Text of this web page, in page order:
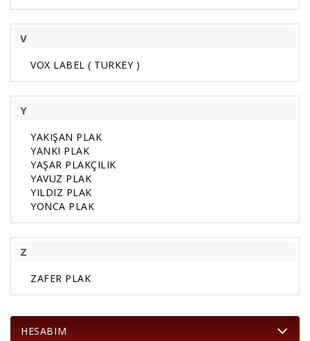
V
VOX LABEL ( TURKEY )
Y
YAKIŞAN PLAK
YANKI PLAK
YAŞAR PLAKÇILIK
YAVUZ PLAK
YILDIZ PLAK
YONCA PLAK
Z
ZAFER PLAK
HESABIM